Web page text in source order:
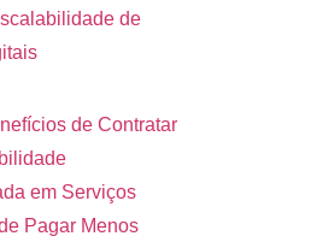
de
de Contratar
em Serviços
Pagar Menos